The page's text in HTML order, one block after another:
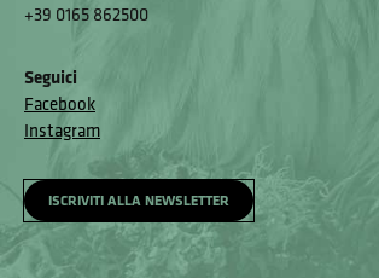
+39 0165 862500
Seguici
Facebook
Instagram
ISCRIVITI ALLA NEWSLETTER